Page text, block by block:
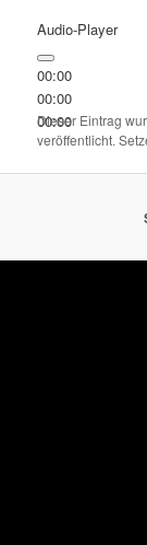
Audio-Player
00:00
00:00
00:00
Dieser Eintrag
veröffentlicht.